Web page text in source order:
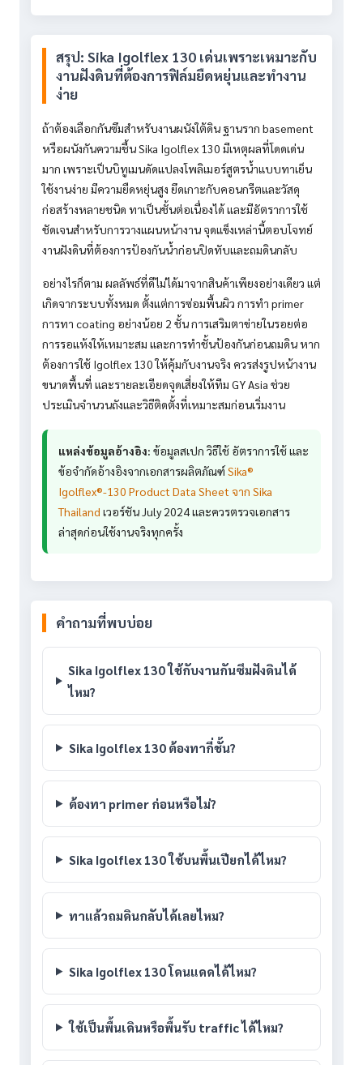
สรุป: Sika Igolflex 130 เด่นเพราะเหมาะกับ
งานฝังดินที่ต้องการฟิล์มยืดหยุ่นและทำงาน
ง่าย
ถ้าต้องเลือกกันซึมสำหรับงานผนังใต้ดิน ฐานราก basement
หรือผนังกันความชื้น Sika Igolflex 130 มีเหตุผลที่โดดเด่น
มาก เพราะเป็นบิทูเมนดัดแปลงโพลิเมอร์สูตรน้ำแบบทาเย็น
ใช้งานง่าย มีความยืดหยุ่นสูง ยึดเกาะกับคอนกรีตและวัสดุ
ก่อสร้างหลายชนิด ทาเป็นชั้นต่อเนื่องได้ และมีอัตราการใช้
ชัดเจนสำหรับการวางแผนหน้างาน จุดแข็งเหล่านี้ตอบโจทย์
งานฝังดินที่ต้องการป้องกันน้ำก่อนปิดทับและถมดินกลับ
อย่างไรก็ตาม ผลลัพธ์ที่ดีไม่ได้มาจากสินค้าเพียงอย่างเดียว แต่
เกิดจากระบบทั้งหมด ตั้งแต่การซ่อมพื้นผิว การทำ primer
การทา coating อย่างน้อย 2 ชั้น การเสริมตาข่ายในรอยต่อ
การรอแห้งให้เหมาะสม และการทำชั้นป้องกันก่อนถมดิน หาก
ต้องการใช้ Igolflex 130 ให้คุ้มกับงานจริง ควรส่งรูปหน้างาน
ขนาดพื้นที่ และรายละเอียดจุดเสี่ยงให้ทีม GY Asia ช่วย
ประเมินจำนวนถังและวิธีติดตั้งที่เหมาะสมก่อนเริ่มงาน
แหล่งข้อมูลอ้างอิง: ข้อมูลสเปก วิธีใช้ อัตราการใช้ และ
ข้อจำกัดอ้างอิงจากเอกสารผลิตภัณฑ์Sika®
Igolflex®-130 Product Data Sheet จาก Sika
Thailand เวอร์ชัน July 2024 และควรตรวจเอกสาร
ล่าสุดก่อนใช้งานจริงทุกครั้ง
คำถามที่พบบ่อย
Sika Igolflex 130 ใช้กับงานกันซึมฝังดินได้
ไหม?
Sika Igolflex 130 ต้องทากี่ชั้น?
ต้องทา primer ก่อนหรือไม่?
Sika Igolflex 130 ใช้บนพื้นเปียกได้ไหม?
ทาแล้วถมดินกลับได้เลยไหม?
Sika Igolflex 130 โดนแดดได้ไหม?
ใช้เป็นพื้นเดินหรือพื้นรับ traffic ได้ไหม?